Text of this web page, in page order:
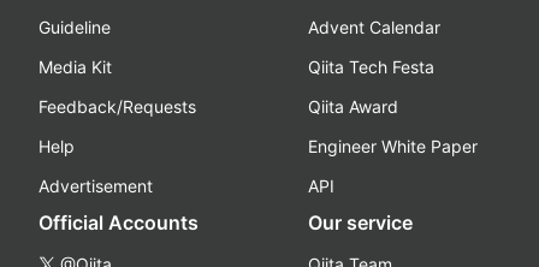
Guideline
Media Kit
Feedback/Requests
Help
Advertisement
Advent Calendar
Qiita Tech Festa
Qiita Award
Engineer White Paper
API
Official Accounts Our service